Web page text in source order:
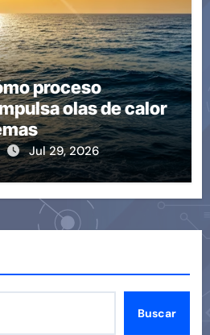
proceso
olas de calor
Jul 29, 2026
Buscar